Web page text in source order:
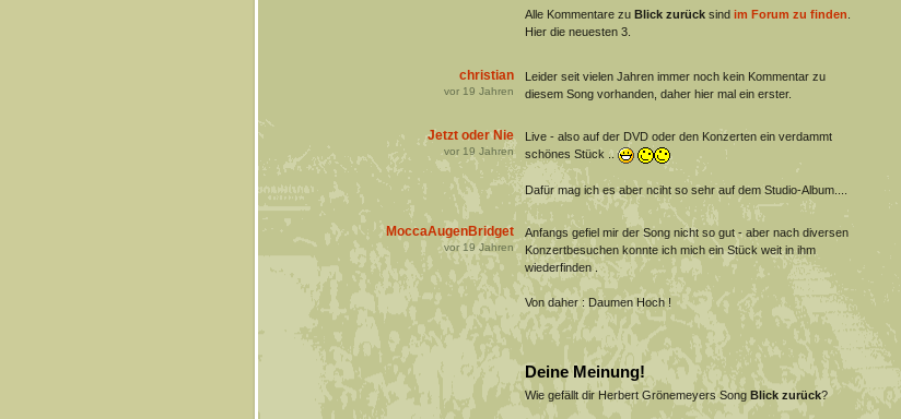
Alle Kommentare zu Blick zurücksind im Forum zu finden
Hier die neuesten 3.
christian
vor 19 Jahren
Leider seit vielen Jahren immer noch kein Kommentar zu
diesem Song vorhanden, daher hier mal ein erster.
Jetzt oder Nie
vor 19 Jahren
Live - also auf der DVD oder den Konzerten ein verdammt
schönes Stück ..
Dafür mag ich es aber nciht so sehr auf dem Studio-Album....
MoccaAugenBridget
vor 19Jahren
Anfangs gefiel mir der Song nicht so gut - aber nach diversen
Konzertbesuchen konnte ich mich ein Stück weit in ihm
wiederfinden .
Von daher : Daumen Hoch !
Deine Meinung!
Wie gefällt dir Herbert Grönemeyers Song Blick zurück?